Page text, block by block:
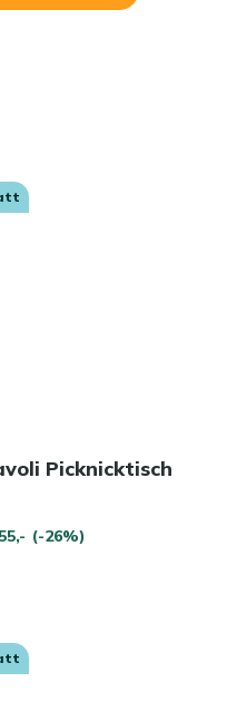
Picknicktisch
(-26%)